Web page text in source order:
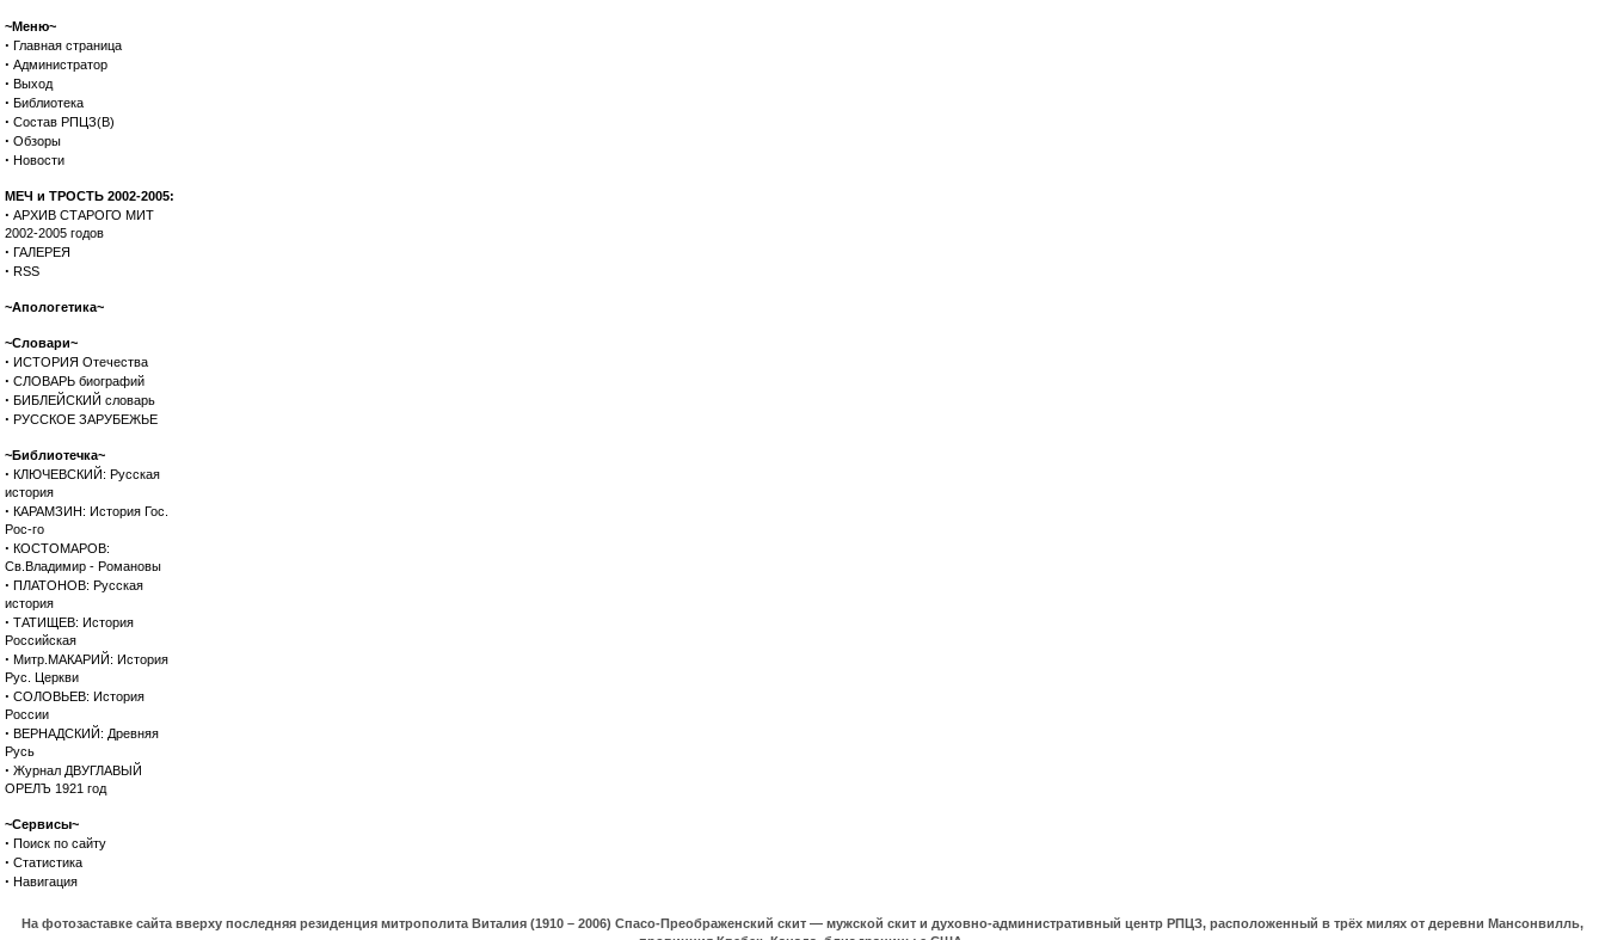
~Меню~
· Главная страница
· Администратор
· Выход
· Библиотека
· Состав РПЦЗ(В)
· Обзоры
· Новости
МЕЧ и ТРОСТЬ 2002-2005:
· АРХИВ СТАРОГО МИТ
2002-2005 годов
· ГАЛЕРЕЯ
· RSS
~Апологетика~
~Словари~
· ИСТОРИЯ Отечества
· СЛОВАРЬ биографий
· БИБЛЕЙСКИЙ словарь
· РУССКОЕ ЗАРУБЕЖЬЕ
~Библиотечка~
· КЛЮЧЕВСКИЙ: Русская
история
· КАРАМЗИН: История Гос.
Рос-го
· КОСТОМАРОВ:
Св.Владимир - Романовы
· ПЛАТОНОВ: Русская
история
· ТАТИЩЕВ: История
Российская
· Митр.МАКАРИЙ: История
Рус. Церкви
· СОЛОВЬЕВ: История
России
· ВЕРНАДСКИЙ: Древняя
Русь
· Журнал ДВУГЛАВЫЙ
ОРЕЛЪ 1921 год
~Сервисы~
· Поиск по сайту
· Статистика
· Навигация
На фотозаставке сайта вверху последняя резиденция митрополита Виталия (1910 – 2006) Спасо-Преображенский скит — мужской скит и духовно-административный центр РПЦЗ, расположенный в трёх милях от деревни Мансонвилль,